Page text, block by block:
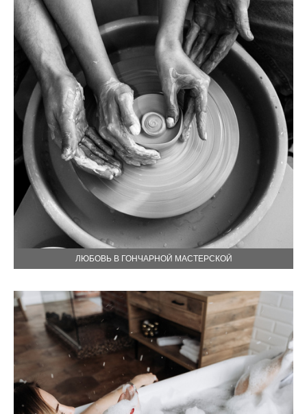
ЛЮБОВЬ В ГОНЧАРНОЙ МАСТЕРСКОЙ